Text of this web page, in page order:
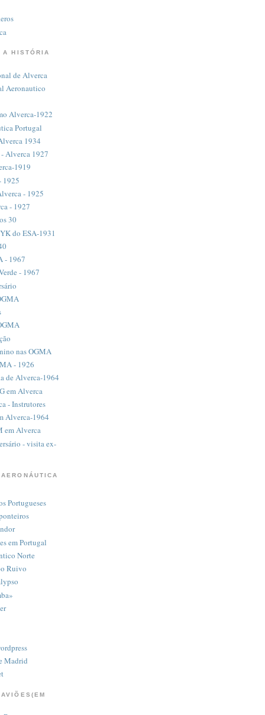
A HISTÓRIA
de Alverca
Aeronautico
Alverca-1922
Portugal
1934
Alverca 1927
1919
1925
- 1925
- 1927
30
do ESA-1931
- 1967
- 1967
nas OGMA
- 1926
de Alverca-1964
em Alverca
- Instrutores
Alverca-1964
em Alverca
- visita ex-
Portugueses
em Portugal
Norte
Ruivo
Madrid